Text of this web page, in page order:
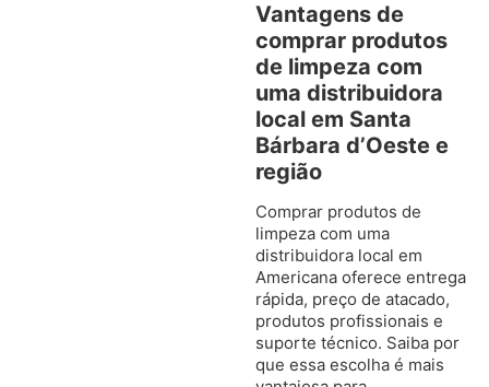
Vantagens de
comprar produtos
de limpeza com
uma distribuidora
local em Santa
Bárbara d’Oeste e
região
Comprar produtos de
limpeza com uma
distribuidora local em
Americana oferece entrega
rápida, preço de atacado,
produtos profissionais e
suporte técnico. Saiba por
que essa escolha é mais